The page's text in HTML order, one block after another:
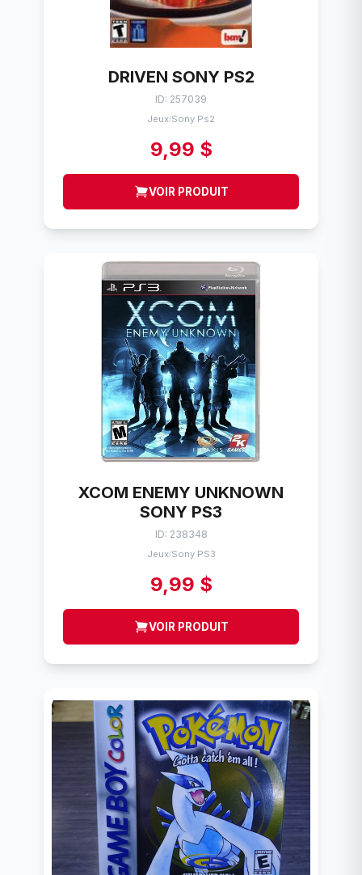
DRIVEN SONY PS2
ID: 257039
Jeux/Sony Ps2
9,99 $
VOIR PRODUIT
XCOM ENEMY UNKNOWN
SONY PS3
ID: 238348
Jeux/Sony PS3
9,99 $
VOIR PRODUIT